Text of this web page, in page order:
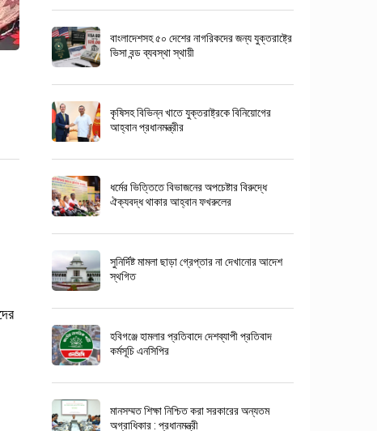
বাংলাদেশসহ ৫০ দেশের নাগরিকদের জন্য যুক্তরাষ্ট্রে
ভিসা বন্ড ব্যবস্থা স্থায়ী
কৃষিসহ বিভিন্ন খাতে যুক্তরাষ্ট্রকে বিনিয়োগের
আহ্বান প্রধানমন্ত্রীর
ধর্মের ভিত্তিতে বিভাজনের অপচেষ্টার বিরুদ্ধে
ঐক্যবদ্ধ থাকার আহ্বান ফখরুলের
সুনির্দিষ্ট মামলা ছাড়া গ্রেপ্তার না দেখানোর আদেশ
স্থগিত
হবিগঞ্জে হামলার প্রতিবাদে দেশব্যাপী প্রতিবাদ
কর্মসূচি এনসিপির
মানসম্মত শিক্ষা নিশ্চিত করা সরকারের অন্যতম
অগ্রাধিকার : প্রধানমন্ত্রী